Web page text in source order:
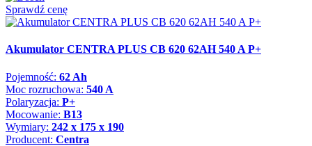
Sprawdź cenę
Akumulator CENTRA PLUS CB 620 62AH 540 A P+
Pojemność: 62 Ah
Moc rozruchowa: 540 A
Polaryzacja: P+
Mocowanie: B13
Wymiary: 242 x 175 x 190
Producent: Centra